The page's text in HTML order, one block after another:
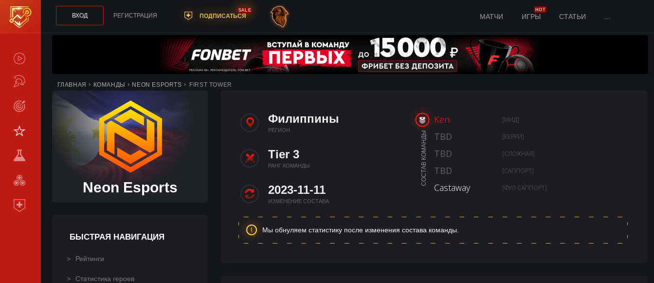
ТУРНИРЫ
LIVE
СТАТИСТИКА
КОМАНДЫ
МЕТА
СРАВНИТЬ
ВХОД РЕГИСТРАЦИЯ ПОДПИСАТЬСЯ
SALE
МАТЧИ ИГРЫ
HOT
СТАТЬИ
ГЛАВНАЯ КОМАНДЫ NEON ESPORTS FIRST TOWER
Neon Esports
БЫСТРАЯ НАВИГАЦИЯ
Рейтинги
Статистика героев
Филиппины
РЕГИОН
Tier 3
РАНГ КОМАНДЫ
2023-11-11
ИЗМЕНЕНИЕ СОСТАВА
СОСТАВ КОМАНДЫ
Ken [МИД]
TBD [КЕРРИ]
TBD [СЛОЖНАЯ]
TBD [САППОРТ]
Castaway [ФУЛ САППОРТ]
Мы обнуляем статистику после изменения состава команды.